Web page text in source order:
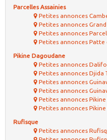
Parcelles Assainies
Petites annonces
Petites annonces
Petites annonces
Petites annonces Patte
Pikine Dagoudane
Petites annonces
Petites annonces Djida
Petites annonces
Petites annonces
Petites annonces Pikine
Petites annonces Pikine
Rufisque
Petites annonces